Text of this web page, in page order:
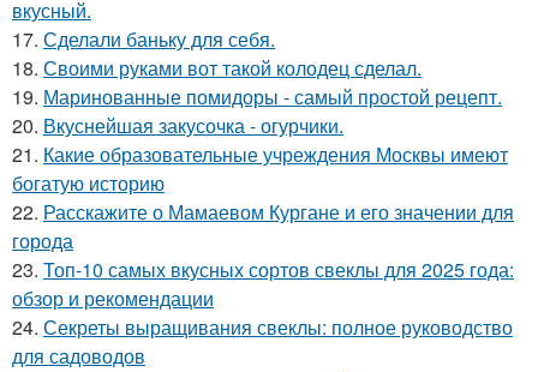
вкусный.
17. Сделали баньку для себя.
18. Своими руками вот такой колодец сделал.
19. Маринованные помидоры - самый простой рецепт.
20. Вкуснейшая закусочка - огурчики.
21. Какие образовательные учреждения Москвы имеют
богатую историю
22. Расскажите о Мамаевом Кургане и его значении для
города
23. Топ-10 самых вкусных сортов свеклы для 2025 года:
обзор и рекомендации
24. Секреты выращивания свеклы: полное руководство
для садоводов